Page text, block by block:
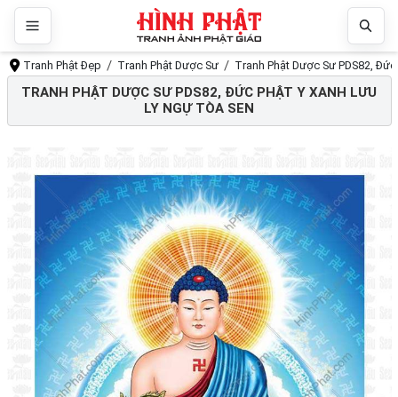
Tranh Phật Đẹp Tranh Phật Dược Sư Tranh Phật Dược Sư PDS82,
TRANH PHẬT DƯỢC SƯ PDS82, ĐỨC PHẬT Y XANH LƯU
LY NGỰ TÒA SEN